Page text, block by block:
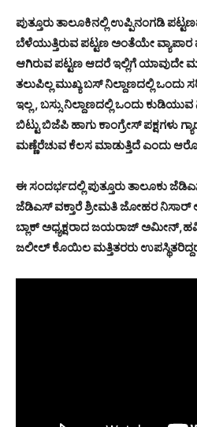
ಪುತ್ತೂರು ತಾಲೂಕಿನಲ್ಲಿ ಉಪ್ಪಿನಂಗಡಿ
ಬೆಳೆಯುತ್ತಿರುವ ಪಟ್ಟಣ ಅಂತೆಯೇ ವ್ಯಾಪಾರ
ಆಗಿರುವ ಪಟ್ಟಣ ಆದರೆ ಇಲ್ಲಿಗೆ
ತಲುಪಿಲ್ಲ ಮುಖ್ಯ ಬಸ್ ನಿಲ್ದಾಣದಲ್ಲಿ
ಇಲ್ಲ , ಬಸ್ಸು ನಿಲ್ದಾಣದಲ್ಲಿ ಒಂದು ಕುಡಿಯುವ
ಬಿಟ್ಟು ಬಿಜೆಪಿ ಹಾಗು ಕಾಂಗ್ರೇಸ್ ಪಕ್ಷಗಳು
ಮಣ್ಣೆರೆಚುವ ಕೆಲಸ ಮಾಡುತ್ತಿದೆ ಎಂದು
ಈ ಸಂದರ್ಭದಲ್ಲಿ ಪುತ್ತೂರು ತಾಲೂಕು
ಜೆಡಿಎಸ್ ವಕ್ತಾರೆ ಶ್ರೀಮತಿ ಜೋಹರ
ಬ್ಲಾಕ್ ಅಧ್ಯಕ್ಷರಾದ ಜಯರಾಜ್
ಜಲೀಲ್ ಕೊಯಿಲ ಮತ್ತಿತರರು